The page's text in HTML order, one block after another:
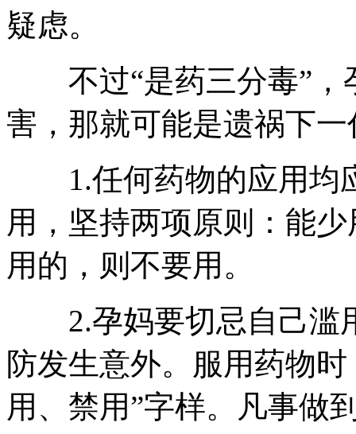
疑虑。
不过“是药三分毒”，
害，那就可能是遗祸下
1.任何药物的应用均
用，坚持两项原则：能
用的，则不要用。
2.孕妈要切忌自己滥
防发生意外。服用药物
用、禁用”字样。凡事做